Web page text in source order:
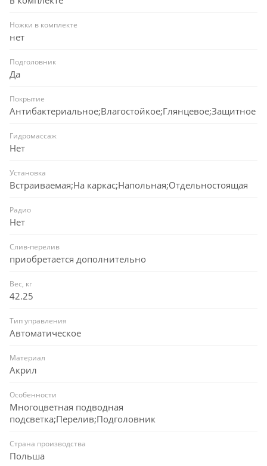
Ножки в комплекте
нет
Подголовник
Да
Покрытие
Антибактериальное;Влагостойкое;Глянцевое;Защитное
Гидромассаж
Нет
Установка
Встраиваемая;На каркас;Напольная;Отдельностоящая
Радио
Нет
Слив-перелив
приобретается дополнительно
Вес, кг
42.25
Тип управления
Автоматическое
Материал
Акрил
Особенности
Многоцветная подводная
подсветка;Перелив;Подголовник
Страна производства
Польша